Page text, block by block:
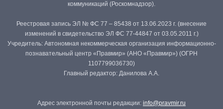
коммуникаций (Роскомнадзор).
Реестровая запись ЭЛ № ФС 77 – 85438 от 13.06.2023 г. (внесение
изменений в свидетельство ЭЛ ФС 77-44847 от 03.05.2011 г.)
Учредитель: Автономная некоммерческая организация информационно-
познавательный центр «Правмир» (АНО «Правмир») (ОГРН
1107799036730)
Главный редактор: Данилова А.А.
Адрес электронной почты редакции: info@pravmir.ru